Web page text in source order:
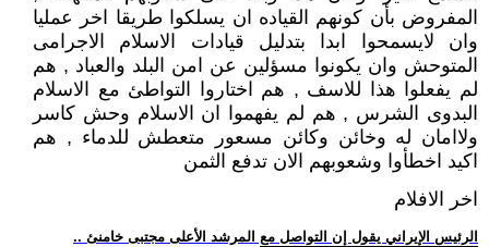
المفروض بأن كونهم القياده ان يسلكوا طريقا اخر عمليا
وان لايسمحوا ابدا بتدليل قيادات الاسلام الاجرامى
المتوحش وان يكونوا مسؤلين عن امن البلد والعباد , هم
لم يفعلوا هذا للاسف , هم اختاروا التواطئ مع الاسلام
البدوى الشرس , هم لم يفهموا ان الاسلام وحش كاسر
ولاامان له وخائن وكائن مسعور متعطش للدماء , هم
اكيد اخطأوا وشعوبهم الان تدفع الثمن
اخر الافلام
.. الرئيس الإيراني يقول إن التواصل مع المرشد الأعلى مجتبى خامنئ